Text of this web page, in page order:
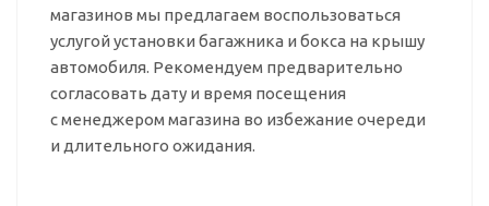
магазинов мы предлагаем воспользоваться
услугой установки багажника и бокса на крышу
автомобиля. Рекомендуем предварительно
согласовать дату и время посещения
с менеджером магазина во избежание очереди
и длительного ожидания.